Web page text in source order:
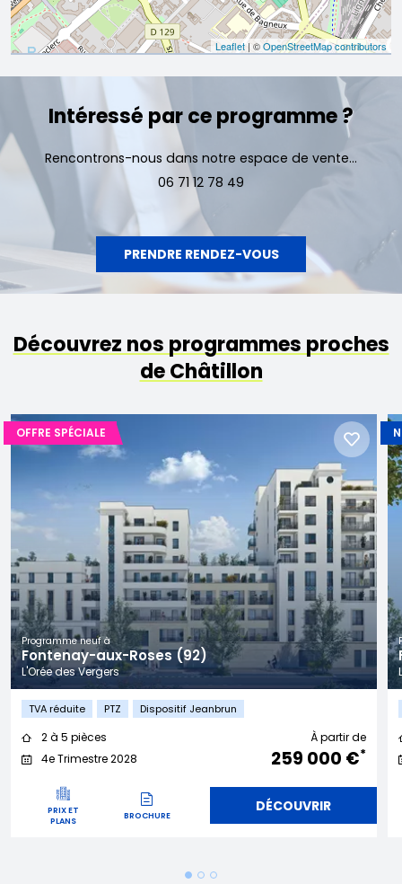
Leaflet| ©OpenStreetMap contributors
Intéressé par ce programme ?
Rencontrons-nous dans notre espace de vente...
06 71 12 78 49
PRENDRE RENDEZ-VOUS
Découvrez nos programmes proches
de Châtillon
Programme neuf à
Fontenay-aux-Roses (92)
L'Orée des Vergers
OFFRE SPÉCIALE
TVA réduite PTZ Dispositif Jeanbrun
2 à 5 pièces
4e Trimestre 2028
À partir de
259 000 €*
PRIX ET
PLANS
BROCHURE
DÉCOUVRIR